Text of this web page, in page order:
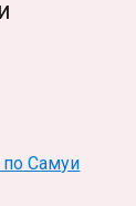
по Самуи